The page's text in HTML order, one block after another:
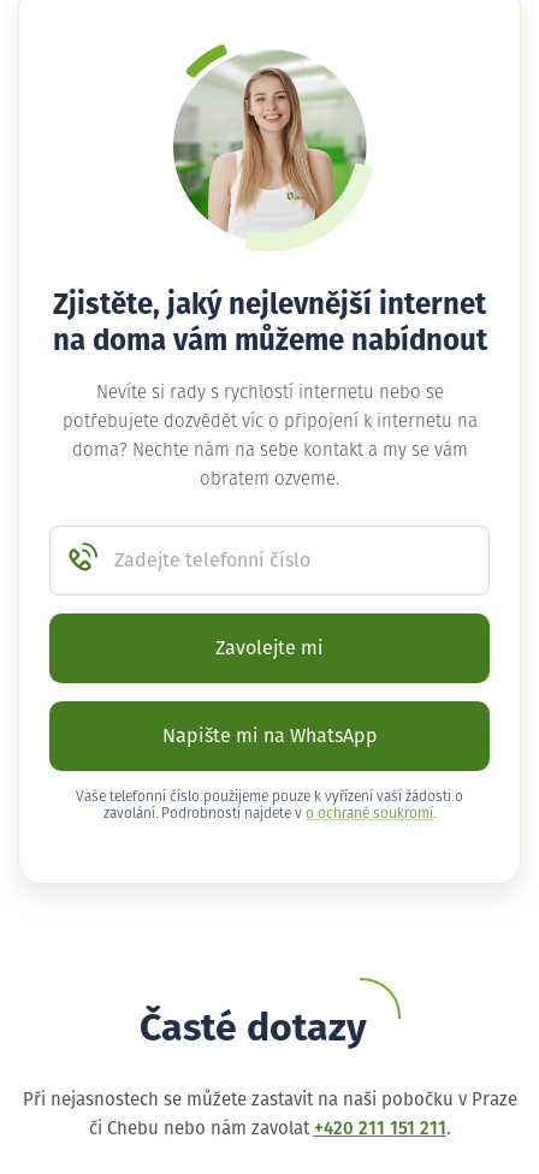
Zjistěte, jaký nejlevnější internet
na doma vám můžeme nabídnout
Nevíte si rady s rychlostí internetu nebo se
potřebujete dozvědět víc o připojení k internetu na
doma? Nechte nám na sebe kontakt a my se vám
obratem ozveme.
Zadejte telefonní číslo
Zavolejte mi
Napište mi na WhatsApp
Vaše telefonní číslo použijeme pouze k vyřízení vaší žádosti o
zavolání. Podrobnosti najdete v o ochraně soukromí .
Časté dotazy
Při nejasnostech se můžete zastavit na naši pobočku v Praze
či Chebu nebo nám zavolat +420 211 151 211 .